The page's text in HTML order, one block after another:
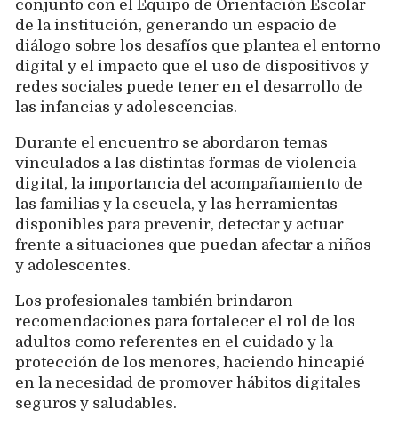
conjunto con el Equipo de Orientación Escolar
de la institución, generando un espacio de
diálogo sobre los desafíos que plantea el entorno
digital y el impacto que el uso de dispositivos y
redes sociales puede tener en el desarrollo de
las infancias y adolescencias.
Durante el encuentro se abordaron temas
vinculados a las distintas formas de violencia
digital, la importancia del acompañamiento de
las familias y la escuela, y las herramientas
disponibles para prevenir, detectar y actuar
frente a situaciones que puedan afectar a niños
y adolescentes.
Los profesionales también brindaron
recomendaciones para fortalecer el rol de los
adultos como referentes en el cuidado y la
protección de los menores, haciendo hincapié
en la necesidad de promover hábitos digitales
seguros y saludables.